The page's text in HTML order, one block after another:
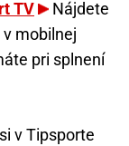
TV
Nájdete
v mobilnej
pri splnení
v Tipsporte